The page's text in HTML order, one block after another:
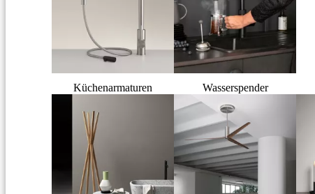
Küchenarmaturen Wasserspender